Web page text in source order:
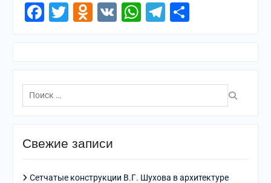
Facebook
Twitter
Odnoklassniki
VKWhatsApp
Telegram
Поиск
по:
Свежие записи
Сетчатые конструкции В.Г. Шухова в архитектуре